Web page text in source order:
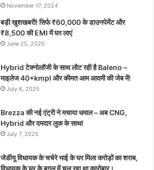
November 17, 2024
बड़ी खुशखबरी! सिर्फ ₹60,000 के डाउनपेमेंट और
₹8,500 की EMI में घर लाएं
June 25, 2025
Hybrid टेक्नोलॉजी के साथ लौट रही है Baleno –
माइलेज 40+kmpl और कीमत आम आदमी की जेब में!
July 6, 2025
Brezza की नई एंट्री ने मचाया धमाल – अब CNG,
Hybrid और दमदार लुक के साथ!
July 7, 2025
जेडीयू विधायक के चचेरे भाई के घर मिला करोड़ों का शराब,